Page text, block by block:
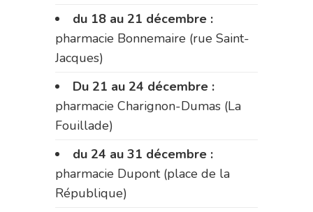
du 18 au 21 décembre :
pharmacie Bonnemaire (rue Saint-
Jacques)
Du 21 au 24 décembre :
pharmacie Charignon-Dumas (La
Fouillade)
du 24 au 31 décembre :
pharmacie Dupont (place de la
République)